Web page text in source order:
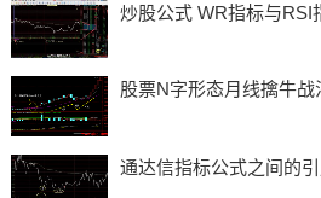
炒股公式 WR指标与RSI
股票N字形态月线擒牛战
通达信指标公式之间的引